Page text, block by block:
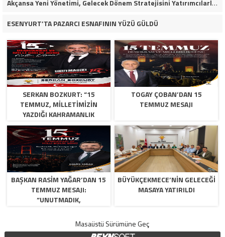
Akçansa Yeni Yönetimi, Gelecek Dönem Stratejisini Yatırımcılarla Paylaştı
ESENYURT’TA PAZARCI ESNAFININ YÜZÜ GÜLDÜ
SERKAN BOZKURT: “15
TEMMUZ, MILLETIMIZIN
YAZDIĞI KAHRAMANLIK
DESTANIDIR”
TOGAY ÇOBAN’DAN 15
TEMMUZ MESAJI
BAŞKAN RASIM YAĞAR’DAN 15
TEMMUZ MESAJI:
“UNUTMADIK,
BÜYÜKÇEKMECE’NİN GELECEĞİ
MASAYA YATIRILDI
Masaüstü Sürümüne Geç